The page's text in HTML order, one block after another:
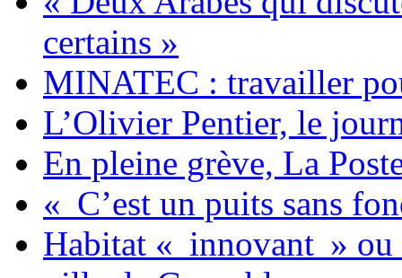
certains »
MINATEC : travailler
L’Olivier Pentier, le
En pleine grève, La
« C’est un puits sans
Habitat « innovant » ou